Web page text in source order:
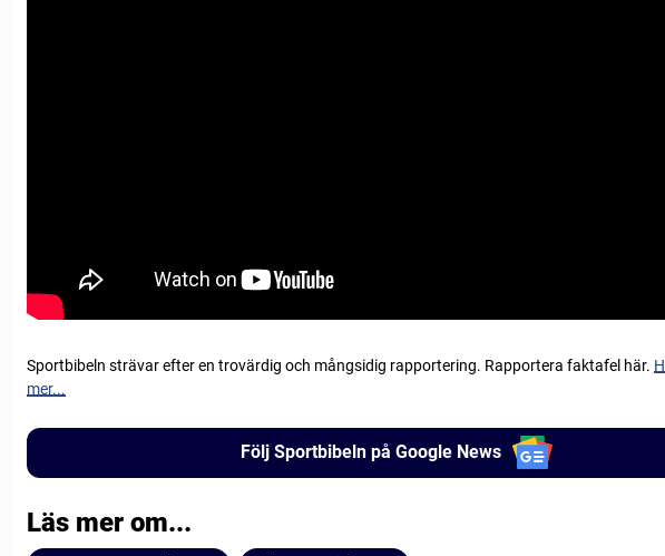
Sportbibeln strävar efter en trovärdig och mångsidig rapportering. Rapportera faktafel här.
mer...
Följ Sportbibeln på Google News
Läs mer om...